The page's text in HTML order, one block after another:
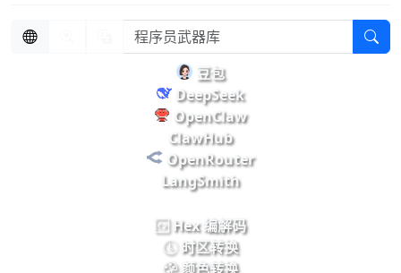
豆包
DeepSeek
OpenClaw
ClawHub
OpenRouter
LangSmith
Hex 编解码
时区转换
颜色转换